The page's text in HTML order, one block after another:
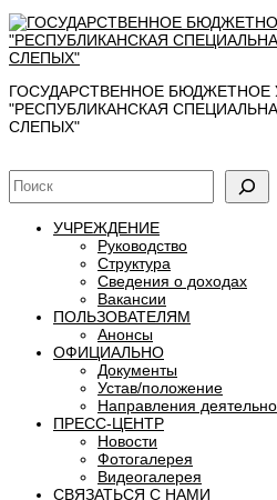
ГОСУДАРСТВЕННОЕ БЮДЖЕТНОЕ
"РЕСПУБЛИКАНСКАЯ
СЛЕПЫХ"
УЧРЕЖДЕНИЕ
Руководство
Структура
Сведения о доходах
Вакансии
ПОЛЬЗОВАТЕЛЯМ
Анонсы
ОФИЦИАЛЬНО
Документы
Устав/положение
Направления
ПРЕСС-ЦЕНТР
Новости
Фотогалерея
Видеогалерея
СВЯЗАТЬСЯ С НАМИ